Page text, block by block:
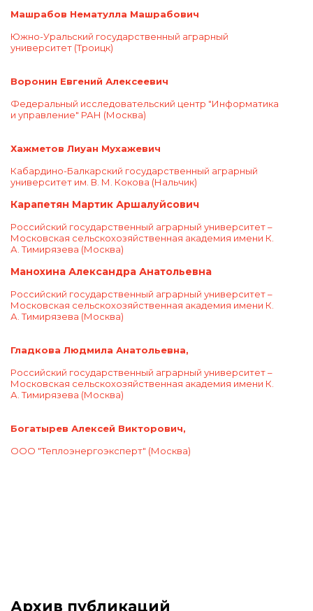
Машрабов Нематулла Машрабович
Южно-Уральский государственный аграрный
университет (Троицк)
Воронин Евгений Алексеевич
Федеральный исследовательский центр "Информатика
и управление" РАН (Москва)
Хажметов Лиуан Мухажевич
Кабардино-Балкарский государственный аграрный
университет им. В. М. Кокова (Нальчик)
Карапетян Мартик Аршалуйсович
Российский государственный аграрный университет –
Московская сельскохозяйственная академия имени К.
А. Тимирязева (Москва)
Манохина Александра Анатольевна
Российский государственный аграрный университет –
Московская сельскохозяйственная академия имени К.
А. Тимирязева (Москва)
Гладкова Людмила Анатольевна,
Российский государственный аграрный университет –
Московская сельскохозяйственная академия имени К.
А. Тимирязева (Москва)
Богатырев Алексей Викторович,
ООО "Теплоэнергоэксперт" (Москва)
Архив публикаций